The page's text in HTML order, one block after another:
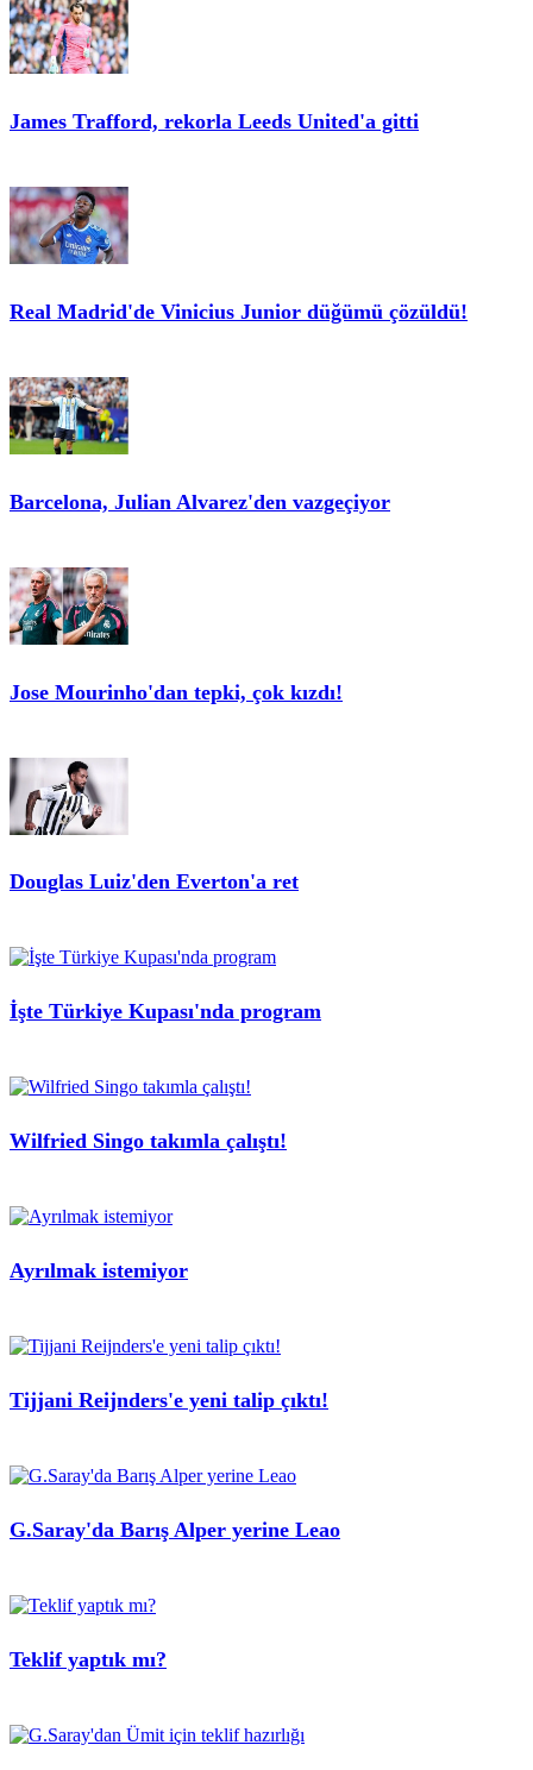
James Trafford, rekorla Leeds United'a gitti
Real Madrid'de Vinicius Junior düğümü çözüldü!
Barcelona, Julian Alvarez'den vazgeçiyor
Jose Mourinho'dan tepki, çok kızdı!
Douglas Luiz'den Everton'a ret
İşte Türkiye Kupası'nda program
Wilfried Singo takımla çalıştı!
Ayrılmak istemiyor
Tijjani Reijnders'e yeni talip çıktı!
G.Saray'da Barış Alper yerine Leao
Teklif yaptık mı?